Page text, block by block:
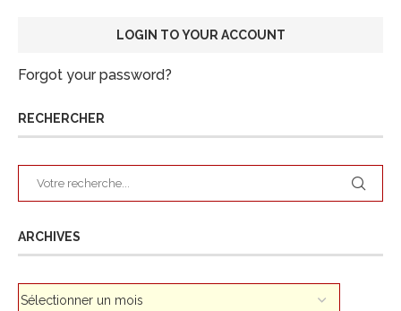
Forgot your password?
RECHERCHER
ARCHIVES